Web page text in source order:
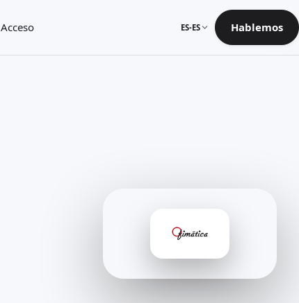
Acceso ES-ES Hablemos